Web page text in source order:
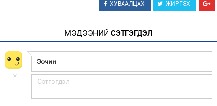
ХУВААЛЦАХ ЖИРГЭХ
МЭДЭЭНИЙ СЭТГЭГДЭЛ